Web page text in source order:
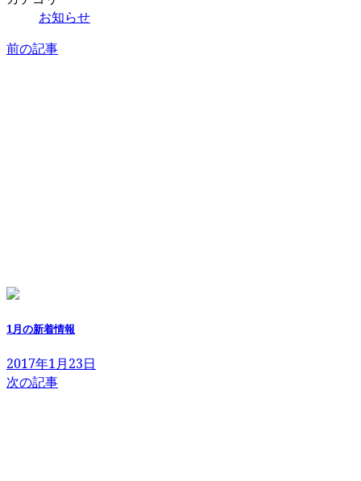
お知らせ
前の記事
1月の新着情報
2017年1月23日
次の記事